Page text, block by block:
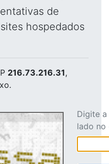
de
hospedados
216.73.216.31,
Digite
lado no